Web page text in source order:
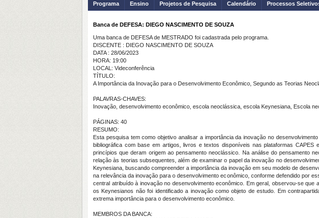
Programa Ensino Projetos de Pesquisa Calendário Processos
Banca de DEFESA: DIEGO NASCIMENTO DE SOUZA
Uma banca de DEFESA de MESTRADO foi cadastrada pelo programa.
DISCENTE : DIEGO NASCIMENTO DE SOUZA
DATA : 28/06/2023
HORA: 19:00
LOCAL: Videconferência
TÍTULO:
A Importância da Inovação para o Desenvolvimento Econômico, Segundo as Teorias
PALAVRAS-CHAVES:
Inovação, desenvolvimento econômico, escola neoclássica, escola Keynesiana, Escola
PÁGINAS: 40
RESUMO:
Esta pesquisa tem como objetivo analisar a importância da inovação no
bibliográfica com base em artigos, livros e textos disponíveis nas plataformas
princípios que deram origem ao pensamento neoclássico. Na análise do pensamento
relação às teorias subsequentes, além de examinar o papel da inovação no
Keynesiana, buscando compreender a importância da inovação em seu modelo de
na relevância da inovação para o desenvolvimento econômico, conforme defendido por
central atribuído à inovação no desenvolvimento econômico. Em geral, observou-se
os Keynesianos não foi identificado a inovação como objeto de estudo. Em
extrema importância para o desenvolvimento econômico.
MEMBROS DA BANCA: